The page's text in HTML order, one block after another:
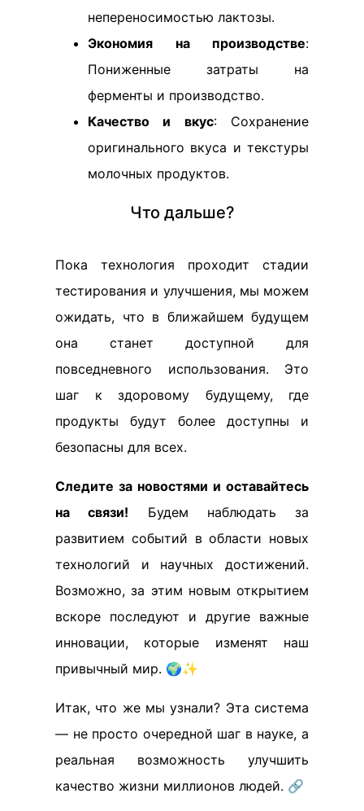
непереносимостью лактозы.
Экономия на производстве:
Пониженные затраты на
ферменты и производство.
Качество и вкус: Сохранение
оригинального вкуса и текстуры
молочных продуктов.
Что дальше?
Пока технология проходит стадии
тестирования и улучшения, мы можем
ожидать, что в ближайшем будущем
она станет доступной для
повседневного использования. Это
шаг к здоровому будущему, где
продукты будут более доступны и
безопасны для всех.
Следите за новостями и оставайтесь
на связи! Будем наблюдать за
развитием событий в области новых
технологий и научных достижений.
Возможно, за этим новым открытием
вскоре последуют и другие важные
инновации, которые изменят наш
привычный мир. 🌍✨
Итак, что же мы узнали? Эта система
— не просто очередной шаг в науке, а
реальная возможность улучшить
качество жизни миллионов людей. 🔗